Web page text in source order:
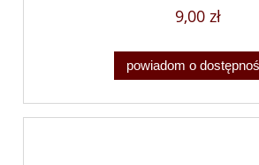
9,00 zł
powiadom o